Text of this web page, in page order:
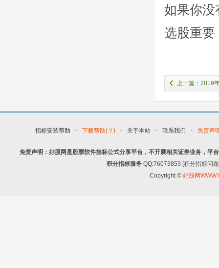
如果你没
选股重要
上一篇：2019
指标安装帮助 - 下载帮助(？) - 关于本站 - 联系我们 - 免责声
免责声明：好股网是股票软件指标公式分享平台，不开展相关证券业务，平
积分指标服务 QQ:76073859 [积分指标问
Copyright © 好股网